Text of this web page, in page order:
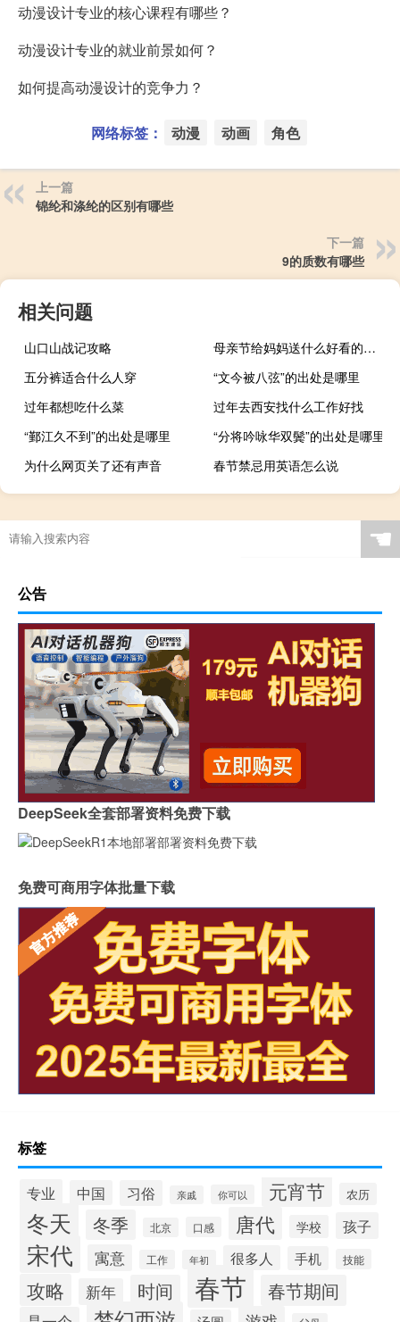
动漫设计专业的核心课程有哪些？
动漫设计专业的就业前景如何？
如何提高动漫设计的竞争力？
网络标签： 动漫 动画 角色
上一篇
锦纶和涤纶的区别有哪些
下一篇
9的质数有哪些
相关问题
山口山战记攻略
母亲节给妈妈送什么好看的卡片（母亲节给妈妈送什么好）
五分裤适合什么人穿
“文今被八弦”的出处是哪里
过年都想吃什么菜
过年去西安找什么工作好找
“鄞江久不到”的出处是哪里
“分将吟咏华双鬓”的出处是哪里
为什么网页关了还有声音
春节禁忌用英语怎么说
☚
公告
DeepSeek全套部署资料免费下载
免费可商用字体批量下载
标签
专业 中国 习俗 亲戚 你可以 元宵节 农历
冬天 冬季 北京 口感 唐代 学校 孩子
宋代 寓意 工作 年初 很多人 手机 技能
攻略 新年 时间 春节 春节期间